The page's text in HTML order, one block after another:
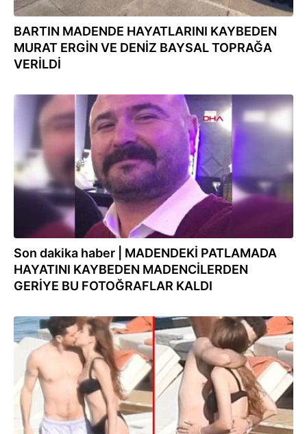
BARTIN MADENDE HAYATLARINI KAYBEDEN
MURAT ERGİN VE DENİZ BAYSAL TOPRAĞA
VERİLDİ
15.10.2022
Son dakika haber | MADENDEKİ PATLAMADA
HAYATINI KAYBEDEN MADENCİLERDEN
GERİYE BU FOTOĞRAFLAR KALDI
27.07.2022